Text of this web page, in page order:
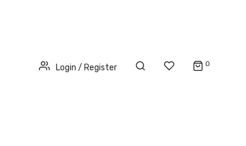
Login / Register 0